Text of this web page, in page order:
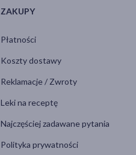
ZAKUPY
Płatności
Koszty dostawy
Reklamacje / Zwroty
Leki na receptę
Najczęściej zadawane pytania
Polityka prywatności